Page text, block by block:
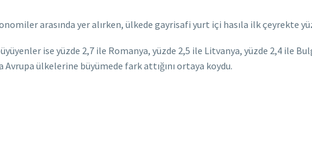
arasında yer alırken, ülkede gayrisafi yurt içi hasıla ilk çeyrekte
ise yüzde 2,7 ile Romanya, yüzde 2,5 ile Litvanya, yüzde 2,4 ile
ülkelerine büyümede fark attığını ortaya koydu.